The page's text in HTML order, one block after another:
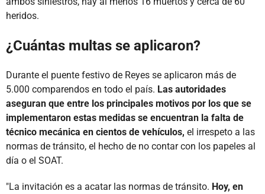
heridos.
¿Cuántas multas se aplicaron?
Durante el puente festivo de Reyes se aplicaron más de
5.000 comparendos en todo el país. Las autoridades
aseguran que entre los principales motivos por los que se
implementaron estas medidas se encuentran la falta de
técnico mecánica en cientos de vehículos, el irrespeto a las
normas de tránsito, el hecho de no contar con los papeles al
día o el SOAT.
"La invitación es a acatar las normas de tránsito. Hoy, en